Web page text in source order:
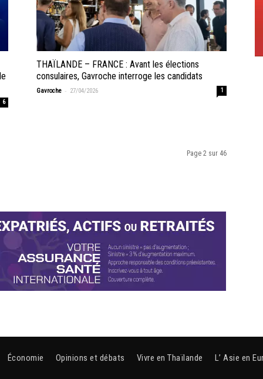
6
THAÏLANDE – FRANCE : Avant les élections
consulaires, Gavroche interroge les candidats
Gavroche - 27/04/2026 1
Page 2 sur 46
Économie Opinions et débats Vivre en Thaïlande L’ Asie en